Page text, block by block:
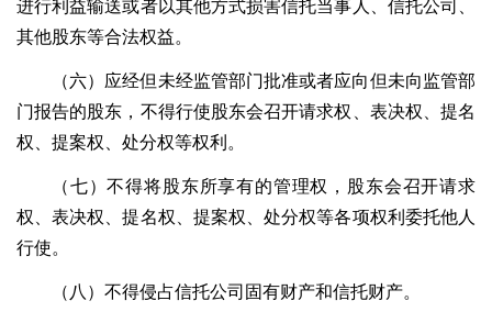
进行利益输送或者以其他方式损害信托当事人、信托公司、
其他股东等合法权益。
（六）应经但未经监管部门批准或者应向但未向监管部
门报告的股东，不得行使股东会召开请求权、表决权、提名
权、提案权、处分权等权利。
（七）不得将股东所享有的管理权，股东会召开请求
权、表决权、提名权、提案权、处分权等各项权利委托他人
行使。
（八）不得侵占信托公司固有财产和信托财产。